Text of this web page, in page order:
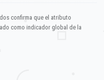
confirma que el atributo
como indicador global de la